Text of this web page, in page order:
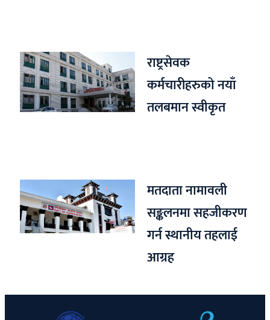
राष्ट्रसेवक
कर्मचारीहरुको नयाँ
तलबमान स्वीकृत
मतदाता नामावली
सङ्कलनमा सहजीकरण
गर्न स्थानीय तहलाई
आग्रह